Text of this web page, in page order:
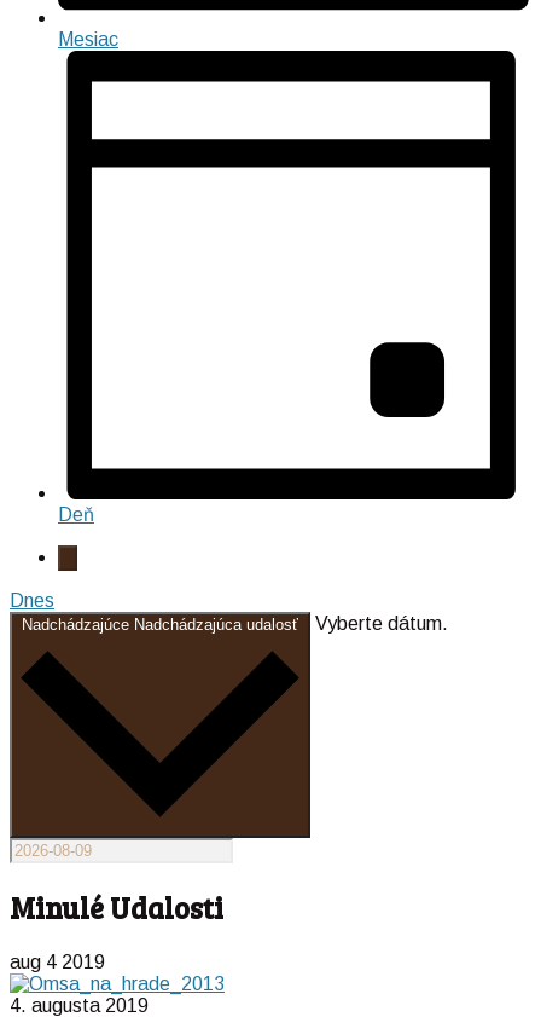
Mesiac
Deň
Dnes
Nadchádzajúce Nadchádzajúca udalosť Vyberte dátum.
Minulé Udalosti
aug 4 2019
4. augusta 2019